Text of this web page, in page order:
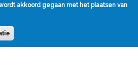
akkoord gegaan met het plaatsen van